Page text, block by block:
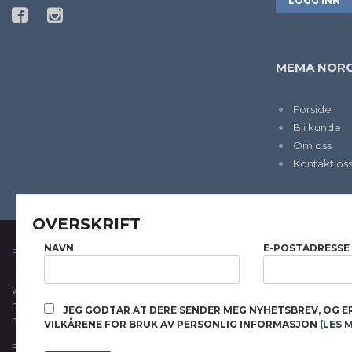
MEMA
Forside
Bli kunde
Om oss
Kontakt oss
FRAKT KJØPSBETINGELSER SIKKERHET OG PERSONVERN
Vår nettbutikk bruker cookies slik at du får en bedre kjøpsopplevelse og vi kan
hovedsaklig til å lagre innloggingsdetaljer og huske hva du har puttet i
normalt om du godtar dette.Les merellerendre innstillinger for cookies.
Powered by
OVERSKRIFT
NAVN E-POSTADRESSE
JEG GODTAR AT DERE SENDER MEG NYHETSBREV, OG
VILKÅRENE FOR BRUK AV PERSONLIG INFORMASJON (LES